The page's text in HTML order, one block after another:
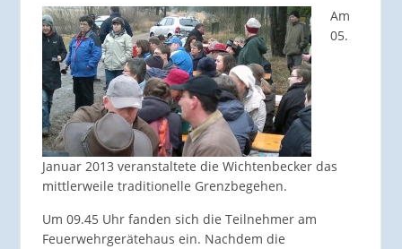
Am
05.
Januar 2013 veranstaltete die Wichtenbecker das
mittlerweile traditionelle Grenzbegehen.
Um 09.45 Uhr fanden sich die Teilnehmer am
Feuerwehrgerätehaus ein. Nachdem die